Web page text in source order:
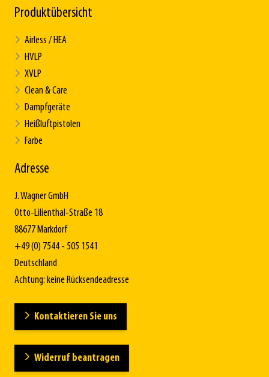
Produktübersicht
Airless / HEA
HVLP
XVLP
Clean & Care
Dampfgeräte
Heißluftpistolen
Farbe
Adresse
J. Wagner GmbH
Otto-Lilienthal-Straße 18
88677 Markdorf
+49 (0) 7544 - 505 1541
Deutschland
Achtung: keine Rücksendeadresse
Kontaktieren Sie uns
Widerruf beantragen